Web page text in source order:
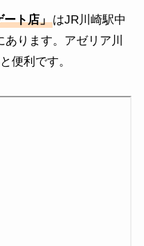
ート店」はJR川崎駅中
ります。アゼリア川
便利です。